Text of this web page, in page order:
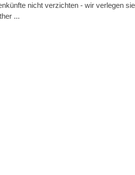
nicht verzichten - wir verlegen